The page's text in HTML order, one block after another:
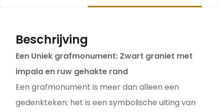
Beschrijving
Een Uniek grafmonument: Zwart graniet met
impala en ruw gehakte rand
Een grafmonument is meer dan alleen een
gedenkteken; het is een symbolische uiting van